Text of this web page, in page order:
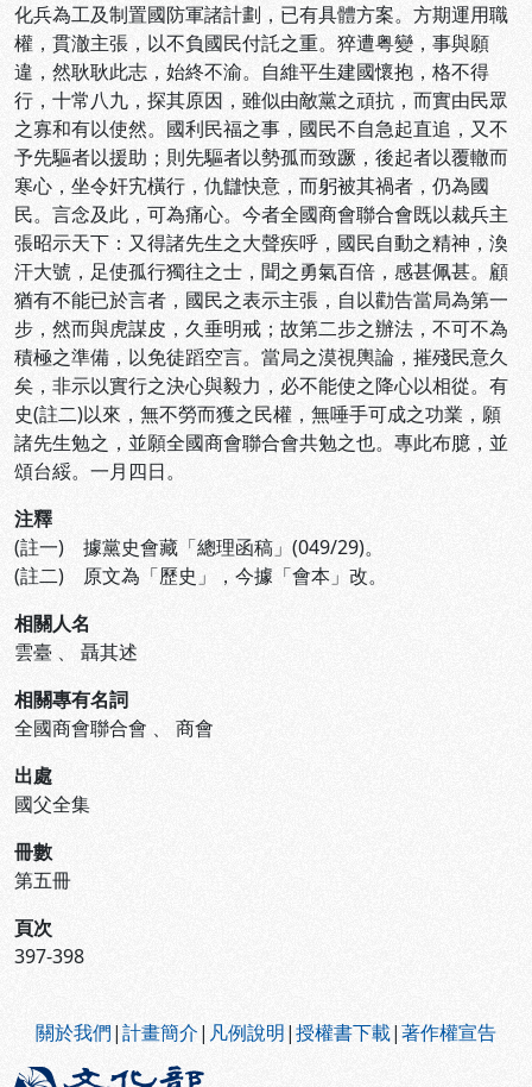
化兵為工及制置國防軍諸計劃，已有具體方案。方期運用職
權，貫澈主張，以不負國民付託之重。猝遭粤變，事與願
違，然耿耿此志，始終不渝。自維平生建國懷抱，格不得
行，十常八九，探其原因，雖似由敵黨之頑抗，而實由民眾
之寡和有以使然。國利民福之事，國民不自急起直追，又不
予先驅者以援助；則先驅者以勢孤而致蹶，後起者以覆轍而
寒心，坐令奸宄橫行，仇讎快意，而躬被其禍者，仍為國
民。言念及此，可為痛心。今者全國商會聯合會既以裁兵主
張昭示天下：又得諸先生之大聲疾呼，國民自動之精神，渙
汗大號，足使孤行獨往之士，聞之勇氣百倍，感甚佩甚。顧
猶有不能已於言者，國民之表示主張，自以勸告當局為第一
步，然而與虎謀皮，久垂明戒；故第二步之辦法，不可不為
積極之準備，以免徒蹈空言。當局之漠視輿論，摧殘民意久
矣，非示以實行之決心與毅力，必不能使之降心以相從。有
史(註二)以來，無不勞而獲之民權，無唾手可成之功業，願
諸先生勉之，並願全國商會聯合會共勉之也。專此布臆，並
頌台綏。一月四日。
注釋
(註一) 據黨史會藏「總理函稿」(049/29)。
(註二) 原文為「歷史」，今據「會本」改。
相關人名
雲臺 、 聶其述
相關專有名詞
全國商會聯合會 、 商會
出處
國父全集
冊數
第五冊
頁次
397-398
關於我們|計畫簡介| 凡例說明|授權書下載|著作權宣告